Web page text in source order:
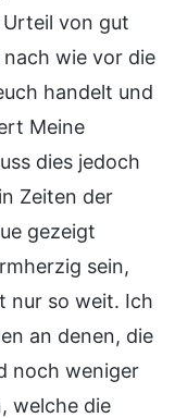
von gut
wie vor die
handelt und
Meine
dies jedoch
Zeiten der
gezeigt
sein,
nur so weit. Ich
an denen, die
noch weniger
welche die